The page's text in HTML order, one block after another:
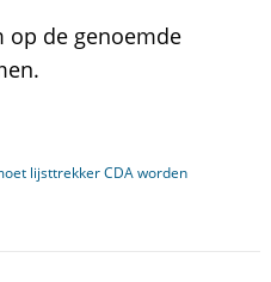
op de genoemde
lijsttrekker CDA worden